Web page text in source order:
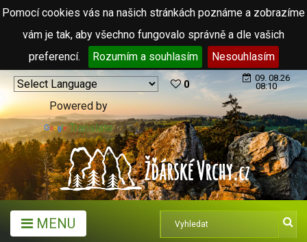
Pomocí cookies vás na našich stránkách poznáme a zobrazíme
vám je tak, aby všechno fungovalo správně a dle vašich
preferencí.
Rozumím a souhlasím Nesouhlasím
Powered by
Translate
0
09. 08.26
08:10
MENU